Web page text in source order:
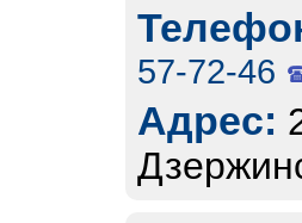
57-72-46
Адрес: